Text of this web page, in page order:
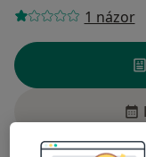
1 názor